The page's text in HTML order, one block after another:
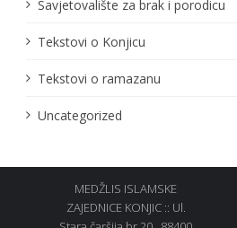
Savjetovalište za brak i porodicu
Tekstovi o Konjicu
Tekstovi o ramazanu
Uncategorized
MEDŽLIS ISLAMSKE
ZAJEDNICE KONJIC :: Ul.